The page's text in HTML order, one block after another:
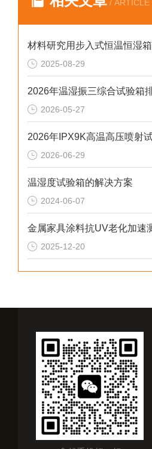
/ ARTICLE
材料研究用步入式恒温恒湿箱
2025-08-29
2026-05-27
2026-06-29
温湿度试验箱的解决方案
2024-06-07
2025-12-20